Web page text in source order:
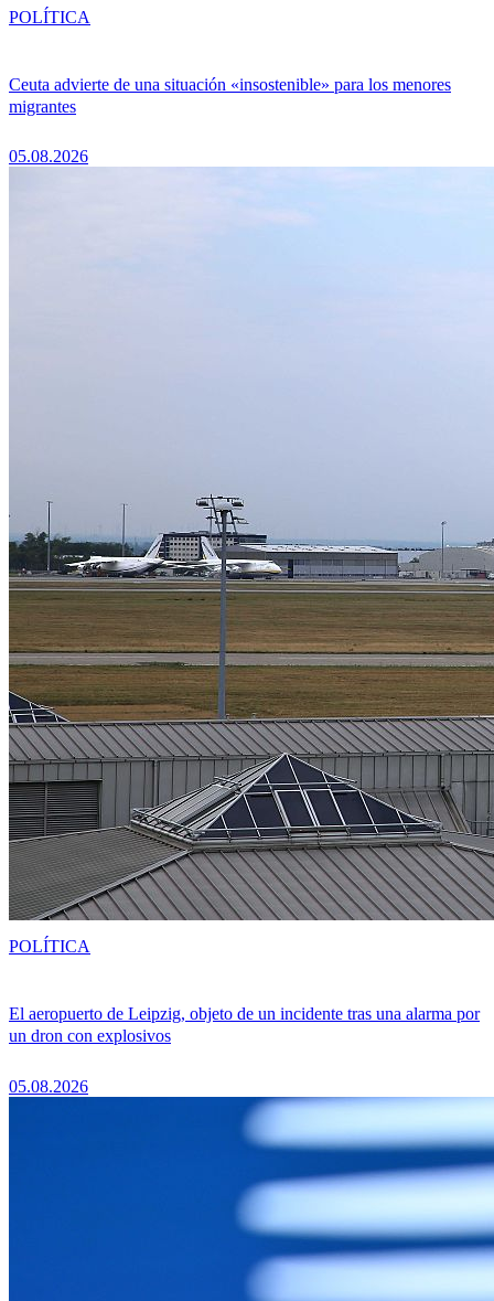
Ceuta advierte de una situación «insostenible» para los menores
migrantes
05.08.2026
POLÍTICA
El aeropuerto de Leipzig, objeto de un incidente tras una alarma por
un dron con explosivos
05.08.2026
POLÍTICA